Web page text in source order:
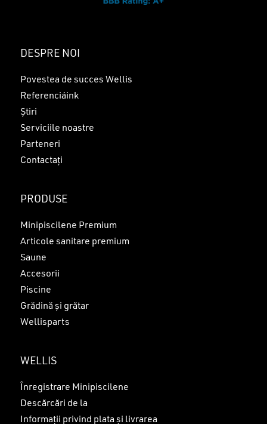
DESPRE NOI
Povestea de succes Wellis
Referenciáink
Știri
Serviciile noastre
Parteneri
Contactați
PRODUSE
Minipiscilene Premium
Articole sanitare premium
Saune
Accesorii
Piscine
Grădină și grătar
Wellisparts
WELLIS
Înregistrare Minipiscilene
Descărcări de la
Informații privind plata și livrarea